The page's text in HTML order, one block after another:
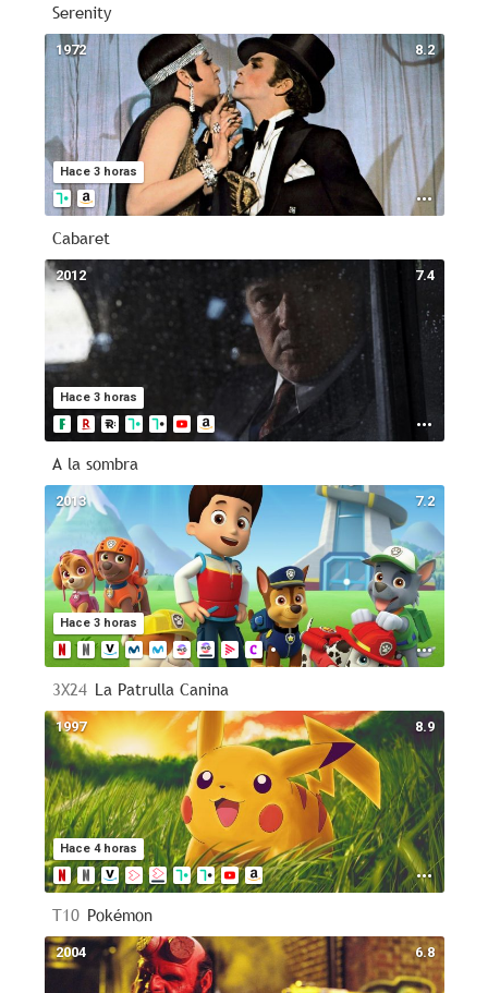
Serenity
8.2
Hace 3 horas
1972
Cabaret
7.4
Hace 3 horas
2012
A la sombra
7.2
Hace 3 horas
2013
3X24 La Patrulla Canina
8.9
Hace 4 horas
1997
T10 Pokémon
6.8
2004